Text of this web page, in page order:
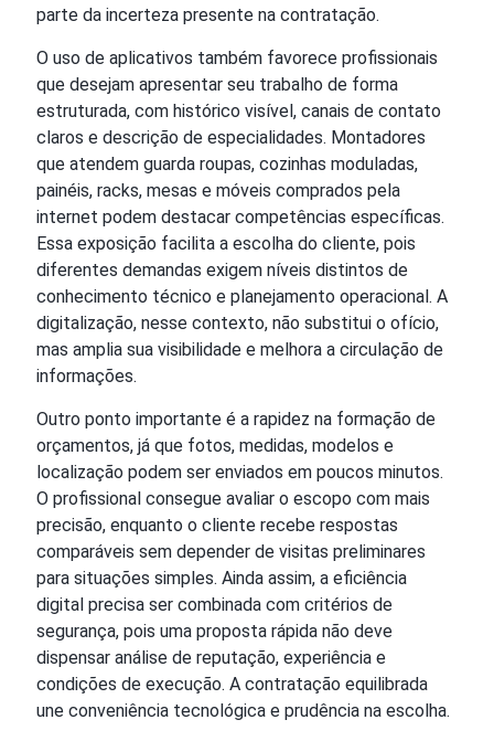
parte da incerteza presente na contratação.
O uso de aplicativos também favorece profissionais
que desejam apresentar seu trabalho de forma
estruturada, com histórico visível, canais de contato
claros e descrição de especialidades. Montadores
que atendem guarda roupas, cozinhas moduladas,
painéis, racks, mesas e móveis comprados pela
internet podem destacar competências específicas.
Essa exposição facilita a escolha do cliente, pois
diferentes demandas exigem níveis distintos de
conhecimento técnico e planejamento operacional. A
digitalização, nesse contexto, não substitui o ofício,
mas amplia sua visibilidade e melhora a circulação de
informações.
Outro ponto importante é a rapidez na formação de
orçamentos, já que fotos, medidas, modelos e
localização podem ser enviados em poucos minutos.
O profissional consegue avaliar o escopo com mais
precisão, enquanto o cliente recebe respostas
comparáveis sem depender de visitas preliminares
para situações simples. Ainda assim, a eficiência
digital precisa ser combinada com critérios de
segurança, pois uma proposta rápida não deve
dispensar análise de reputação, experiência e
condições de execução. A contratação equilibrada
une conveniência tecnológica e prudência na escolha.